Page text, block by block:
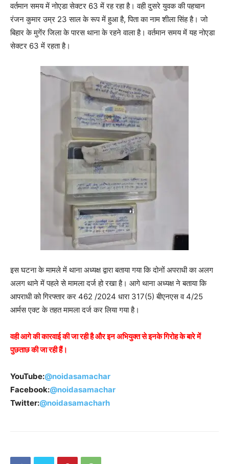
वर्तमान समय में नोएडा सेक्टर 63 में रह रहा है। वही दुसरे युवक की पहचान
रंजन कुमार उम्र 23 साल के रूप में हुआ है, पिता का नाम शीला सिंह है। जो
बिहार के मुगेंर जिला के पारस थाना के रहने वाला है। वर्तमान समय में यह नोएडा
सेक्टर 63 में रहता है।
इस घटना के मामले में थाना अध्यक्ष द्वारा बताया गया कि दोनों अपराधी का अलग
अलग थाने में पहले से मामला दर्ज हो रखा है। आगे थाना अध्यक्ष ने बताया कि
आपराधी को गिरफ्तार कर 462 /2024 धारा 317(5) बीएनएस व 4/25
आर्मस एक्ट के तहत मामला दर्ज कर लिया गया है।
वही आगे की कारवाई की जा रही है और इन अभियुक्त से इनके गिरोह के बारे में
पुछताछ की जा रही हैं।
YouTube:@noidasamachar
Facebook:@noidasamachar
Twitter:@noidasamacharh